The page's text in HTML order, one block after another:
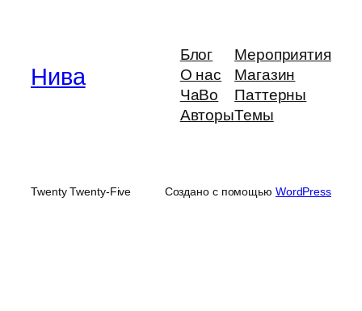
Нива
Блог
О нас
ЧаВо
Авторы
Мероприятия
Магазин
Паттерны
Темы
Twenty Twenty-Five Создано с помощью WordPress